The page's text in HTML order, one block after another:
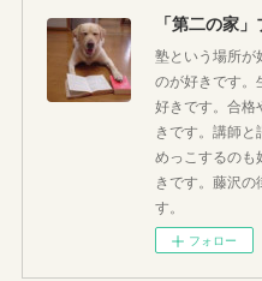
塾という場所が
のが好きです。
好きです。合格
きです。講師
めっこするのも
きです。藤沢
す。
フォロー